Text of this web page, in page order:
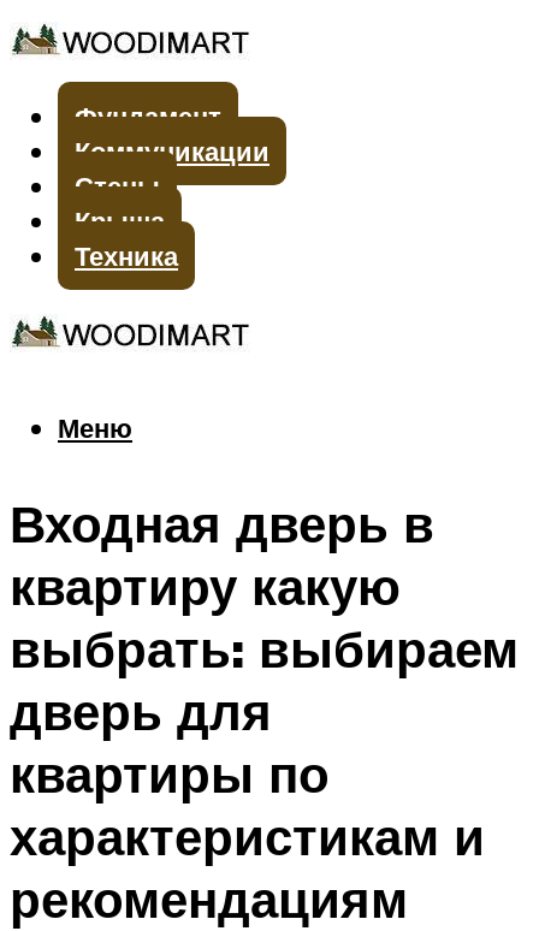
Фундамент
Коммуникации
Стены
Крыша
Техника
Меню
Меню
Входная дверь в
квартиру какую
выбрать: выбираем
дверь для
квартиры по
характеристикам и
рекомендациям